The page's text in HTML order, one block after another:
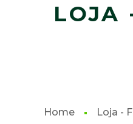
LOJA
Home Loja -